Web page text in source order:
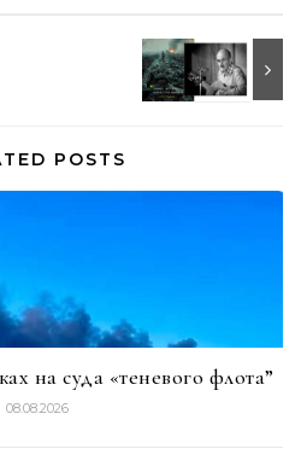
POSTS
на суда «теневого флота”
08.08.2026